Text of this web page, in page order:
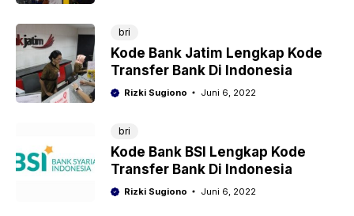
bri
Kode Bank Jatim Lengkap Kode
Transfer Bank Di Indonesia
Rizki Sugiono Juni 6, 2022
bri
Kode Bank BSI Lengkap Kode
Transfer Bank Di Indonesia
Rizki Sugiono Juni 6, 2022